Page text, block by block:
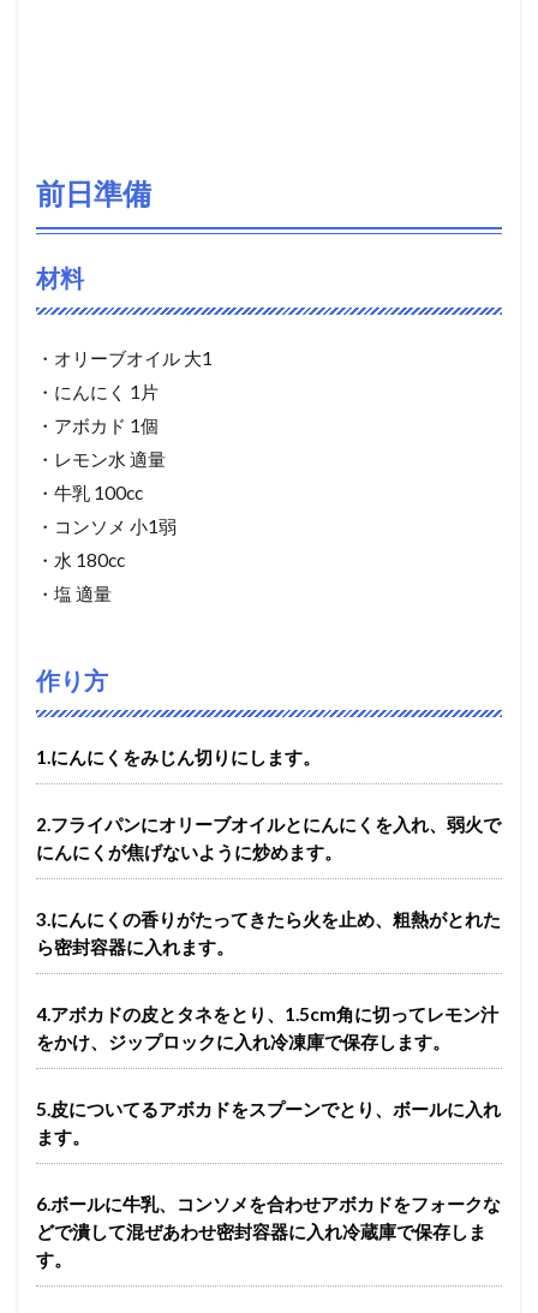
前日準備
材料
・オリーブオイル 大1
・にんにく 1片
・アボカド 1個
・レモン水 適量
・牛乳 100cc
・コンソメ 小1弱
・水 180cc
・塩 適量
作り方
1.にんにくをみじん切りにします。
2.フライパンにオリーブオイルとにんにくを入れ、弱火で
にんにくが焦げないように炒めます。
3.にんにくの香りがたってきたら火を止め、粗熱がとれた
ら密封容器に入れます。
4.アボカドの皮とタネをとり、1.5cm角に切ってレモン汁
をかけ、ジップロックに入れ冷凍庫で保存します。
5.皮についてるアボカドをスプーンでとり、ボールに入れ
ます。
6.ボールに牛乳、コンソメを合わせアボカドをフォークな
どで潰して混ぜあわせ密封容器に入れ冷蔵庫で保存しま
す。